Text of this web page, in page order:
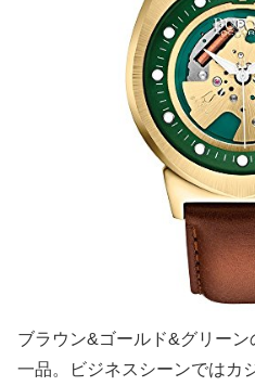
ブラウン&ゴールド&グリー
一品。ビジネスシーンではカ